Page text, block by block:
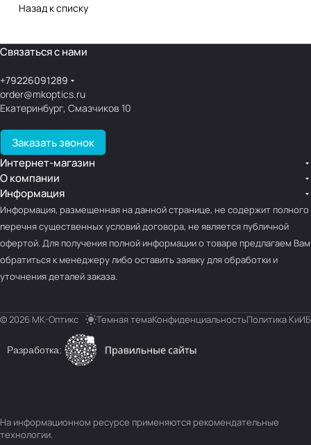
Назад к списку
Связаться с нами
+79226091289
order@mkoptics.ru
Екатеринбург, Смазчиков 10
Заказать звонок
Интернет-магазин
О компании
Информация
Информация, размещенная на данной странице, не содержит полного
перечня существенных условий договора, не является публичной
офертой. Для получения полной информации о товаре предлагаем Вам
обратиться к менеджеру либо оставить заявку для обработки и
уточнения деталей заказа.
© 2026 МК-Оптикс Темная темаКонфиденциальностьПолитика КиИБ
Разработка:
На информационном ресурсе применяются рекомендательные
технологии.